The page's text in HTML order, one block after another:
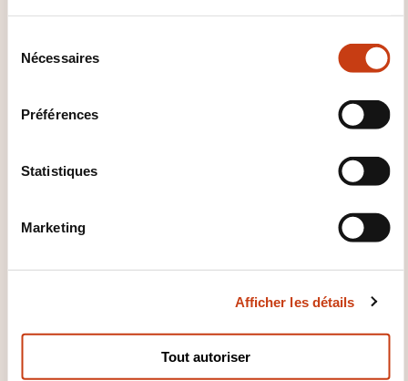
Nécessaires
Préférences
Statistiques
Marketing
Afficher les détails
Tout autoriser
+352 621 464 422
formation: Ministère de l'Éducation
CES FORMATIONS POURRAIENT
VOUS INTÉRESSER